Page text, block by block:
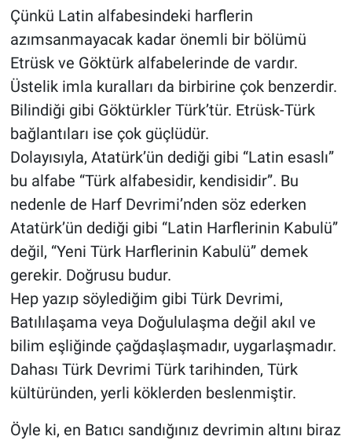
Çünkü Latin alfabesindeki harflerin
azımsanmayacak kadar önemli bir bölümü
Etrüsk ve Göktürk alfabelerinde de vardır.
Üstelik imla kuralları da birbirine çok benzerdir.
Bilindiği gibi Göktürkler Türk’tür. Etrüsk-Türk
bağlantıları ise çok güçlüdür.
Dolayısıyla, Atatürk’ün dediği gibi “Latin esaslı”
bu alfabe “Türk alfabesidir, kendisidir”. Bu
nedenle de Harf Devrimi’nden söz ederken
Atatürk’ün dediği gibi “Latin Harflerinin Kabulü”
değil, “Yeni Türk Harflerinin Kabulü” demek
gerekir. Doğrusu budur.
Hep yazıp söylediğim gibi Türk Devrimi,
Batılılaşama veya Doğululaşma değil akıl ve
bilim eşliğinde çağdaşlaşmadır, uygarlaşmadır.
Dahası Türk Devrimi Türk tarihinden, Türk
kültüründen, yerli köklerden beslenmiştir.
Öyle ki, en Batıcı sandığınız devrimin altını biraz